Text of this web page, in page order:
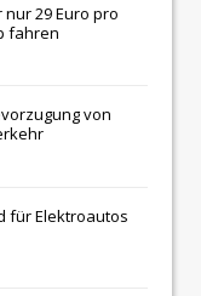
nur 29 Euro pro
fahren
von
für Elektroautos